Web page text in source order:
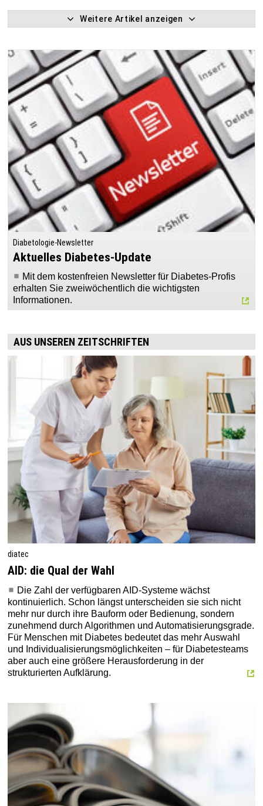
Weitere Artikel anzeigen
Diabetologie-Newsletter
Aktuelles Diabetes-Update
Mit dem kostenfreien Newsletter für Diabetes-Profis
erhalten Sie zweiwöchentlich die wichtigsten
Informationen.
AUS UNSEREN ZEITSCHRIFTEN
diatec
AID: die Qual der Wahl
Die Zahl der verfügbaren AID-Systeme wächst
kontinuierlich. Schon längst unterscheiden sie sich nicht
mehr nur durch ihre Bauform oder Bedienung, sondern
zunehmend durch Algorithmen und Automatisierungsgrade.
Für Menschen mit Diabetes bedeutet das mehr Auswahl
und Individualisierungsmöglichkeiten – für Diabetesteams
aber auch eine größere Herausforderung in der
strukturierten Aufklärung.